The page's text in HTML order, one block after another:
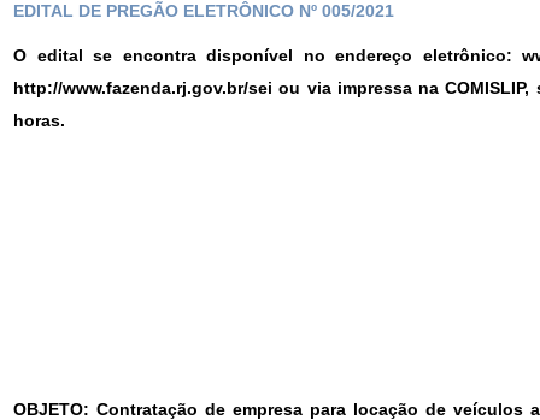
EDITAL DE PREGÃO ELETRÔNICO Nº 005/2021
O edital se encontra disponível no endereço eletrônico:
http://www.fazenda.rj.gov.br/sei ou via impressa na
horas.
OBJETO: Contratação de empresa para locação de